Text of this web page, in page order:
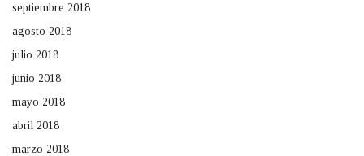
septiembre 2018
agosto 2018
julio 2018
junio 2018
mayo 2018
abril 2018
marzo 2018